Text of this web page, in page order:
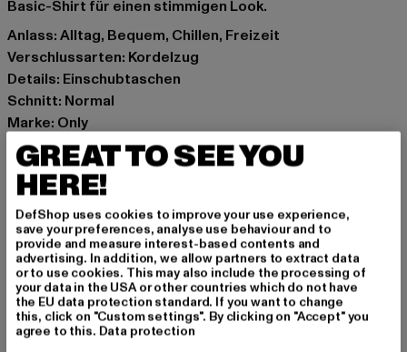
Basic-Shirt für einen stimmigen Look.
Anlass: Alltag, Bequem, Chillen, Freizeit
Verschlussarten: Kordelzug
Details: Einschubtaschen
Schnitt: Normal
Marke: Only
Kat.: Hosen
Farbe: olive
Hersteller Farbe: brown
Materialzusammensetzung: 85% Nylon, 12%
Metallfasern, 3% Elasthan
Art.Nr: 15241262-00075
Hersteller: Bestseller Textilhandels GmbH |
info@bestseller.com
Schöneberger Straße 15 | 10963 Berlin | DE
GREAT TO SEE YOU
HERE!
DefShop uses cookies to improve your use experience,
save your preferences, analyse use behaviour and to
provide and measure interest-based contents and
advertising. In addition, we allow partners to extract data
or to use cookies. This may also include the processing of
your data in the USA or other countries which do not have
the EU data protection standard. If you want to change
this, click on "Custom settings". By clicking on "Accept" you
agree to this. Data protection